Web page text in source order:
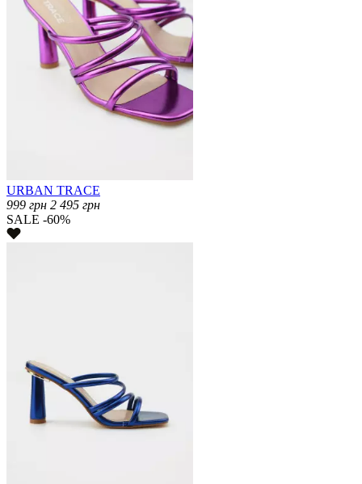
URBAN TRACE
999 грн 2 495 грн
SALE -60%